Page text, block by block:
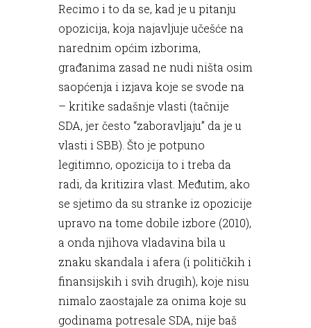
Recimo i to da se, kad je u pitanju
opozicija, koja najavljuje učešće na
narednim općim izborima,
građanima zasad ne nudi ništa osim
saopćenja i izjava koje se svode na
– kritike sadašnje vlasti (tačnije
SDA, jer često “zaboravljaju” da je u
vlasti i SBB). Što je potpuno
legitimno, opozicija to i treba da
radi, da kritizira vlast. Međutim, ako
se sjetimo da su stranke iz opozicije
upravo na tome dobile izbore (2010),
a onda njihova vladavina bila u
znaku skandala i afera (i političkih i
finansijskih i svih drugih), koje nisu
nimalo zaostajale za onima koje su
godinama potresale SDA, nije baš